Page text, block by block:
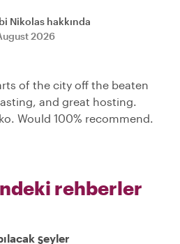
Nikolas hakkında
2026
of the city off the beaten
and great hosting.
Would 100% recommend.
rehberler
şeyler